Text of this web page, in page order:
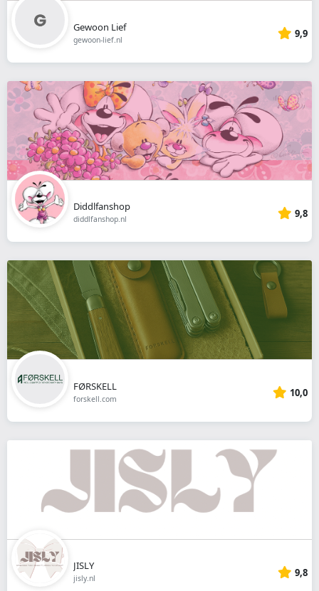
Gewoon Lief
gewoon-lief.nl 9,9
Diddlfanshop
diddlfanshop.nl 9,8
FØRSKELL
forskell.com 10,0
JISLY
jisly.nl 9,8